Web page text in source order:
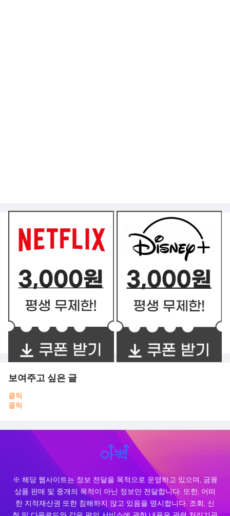
쿠폰 BEST2
보여주고 싶은 글
클릭
클릭
※ 해당 웹사이트는 정보 전달을 목적으로 운영하고 있으며, 금융
상품 판매 및 중개의 목적이 아닌 정보만 전달합니다. 또한, 어떠
한 지적재산권 또한 침해하지 않고 있음을 명시합니다. 조회, 신